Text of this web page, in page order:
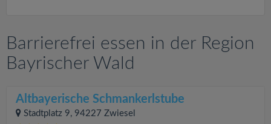
Barrierefrei essen in der Region
Bayrischer Wald
Altbayerische Schmankerlstube
Stadtplatz 9, 94227 Zwiesel